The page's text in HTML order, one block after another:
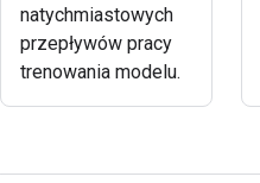
natychmiastowych
przepływów pracy
trenowania modelu.